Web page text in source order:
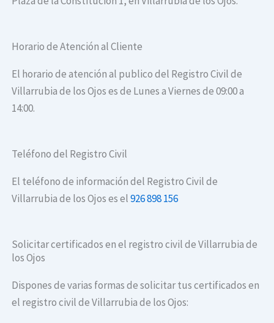
Horario de Atención al Cliente
El horario de atención al publico del Registro Civil de
Villarrubia de los Ojos es de Lunes a Viernes de 09:00 a
14:00.
Teléfono del Registro Civil
El teléfono de información del Registro Civil de
Villarrubia de los Ojos es el926 898 156
Solicitar certificados en el registro civil de Villarrubia de
los Ojos
Dispones de varias formas de solicitar tus certificados en
el registro civil de Villarrubia de los Ojos: